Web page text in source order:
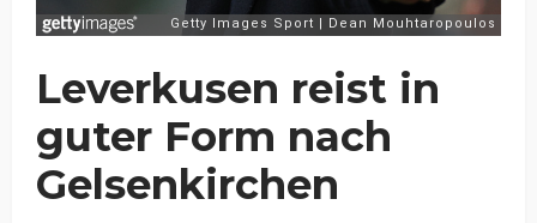
Leverkusen reist in
guter Form nach
Gelsenkirchen